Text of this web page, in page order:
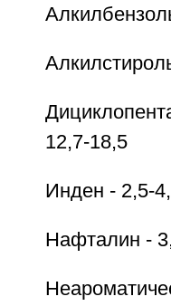
12,7-18,5
Инден - 2,5-
Нафталин -